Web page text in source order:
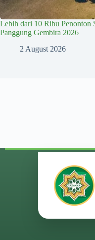
Lebih dari 10 Ribu Penonton
Panggung Gembira 2026
2 August 2026